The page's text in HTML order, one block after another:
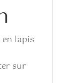
lapis
sur